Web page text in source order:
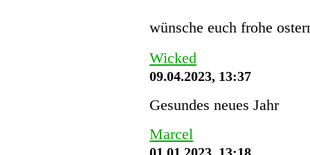
wünsche euch frohe
Wicked
09.04.2023, 13:37
Gesundes neues Jahr
Marcel